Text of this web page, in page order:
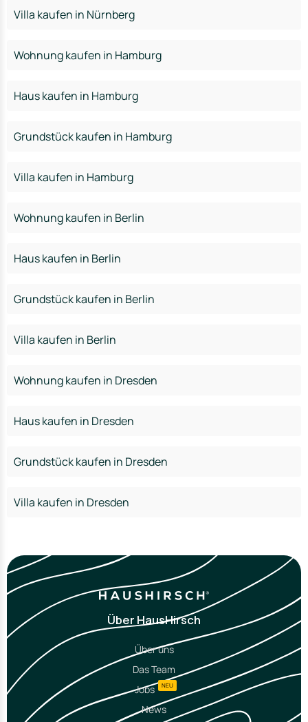
Villa kaufen in Nürnberg
Wohnung kaufen in Hamburg
Haus kaufen in Hamburg
Grundstück kaufen in Hamburg
Villa kaufen in Hamburg
Wohnung kaufen in Berlin
Haus kaufen in Berlin
Grundstück kaufen in Berlin
Villa kaufen in Berlin
Wohnung kaufen in Dresden
Haus kaufen in Dresden
Grundstück kaufen in Dresden
Villa kaufen in Dresden
Über HausHirsch
Über uns
Das Team
Jobs
NEU
News